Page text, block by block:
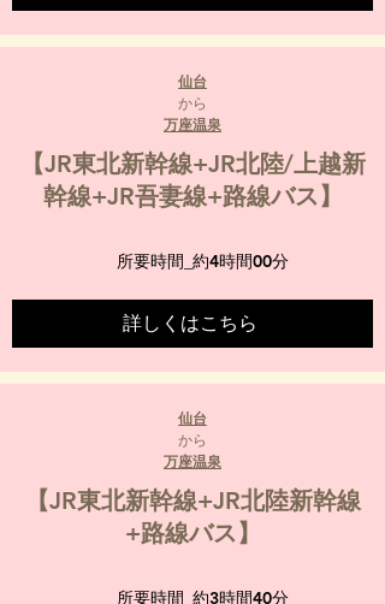
仙台
から
万座温泉
【JR東北新幹線+JR北陸/上越新
幹線+JR吾妻線+路線バス】
所要時間_ 約4時間00分
詳しくはこちら
仙台
から
万座温泉
【JR東北新幹線+JR北陸新幹線
+路線バス】
所要時間_ 約3時間40分